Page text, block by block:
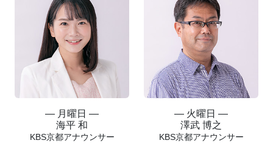
― 月曜日 ―
海平 和
KBS京都アナウンサー
― 火曜日 ―
澤武 博之
KBS京都アナウンサー